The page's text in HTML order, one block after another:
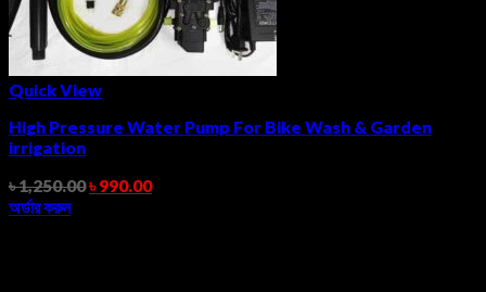
Quick View
High Pressure Water Pump For Bike Wash & Garden
irrigation
৳1,250.00৳990.00
অর্ডার করুন